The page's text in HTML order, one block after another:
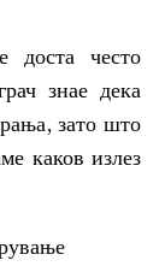
доста често
знае дека
зато што
каков излез